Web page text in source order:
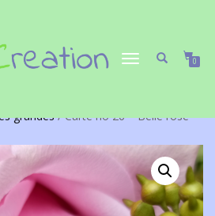
DÉPLIER/REPLIER
0
grandes/ Carte no 26 – Belle rose